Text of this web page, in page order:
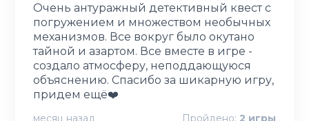
Очень антуражный детективный квест с
погружением и множеством необычных
механизмов. Все вокруг было окутано
тайной и азартом. Все вместе в игре -
создало атмосферу, неподдающуюся
объяснению. Спасибо за шикарную игру,
придем ещё❤️
месяц назад Пройдено: 2 игры